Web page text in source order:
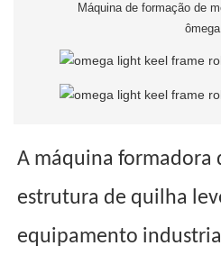
Máquina de formação de
ômega
A máquina formadora
estrutura de quilha
equipamento